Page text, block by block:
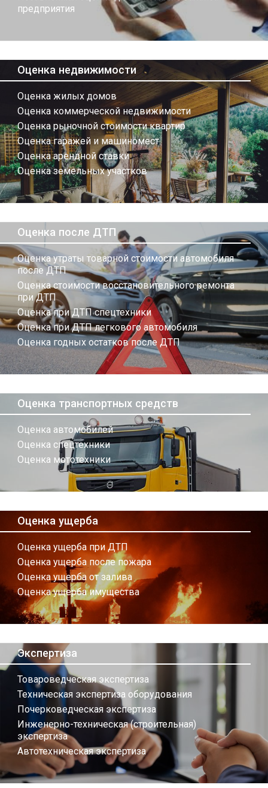
предприятия
Оценка недвижимости
Оценка жилых домов
Оценка коммерческой недвижимости
Оценка рыночной стоимости квартир
Оценка гаражей и машиномест
Оценка арендной ставки
Оценка земельных участков
Оценка после ДТП
Оценка утраты товарной стоимости автомобиля
после ДТП
Оценка стоимости восстановительного ремонта
при ДТП
Оценка при ДТП спецтехники
Оценка при ДТП легкового автомобиля
Оценка годных остатков после ДТП
Оценка транспортных средств
Оценка автомобилей
Оценка спецтехники
Оценка мототехники
Оценка ущерба
Оценка ущерба при ДТП
Оценка ущерба после пожара
Оценка ущерба от залива
Оценка ущерба имущества
Экспертиза
Товароведческая экспертиза
Техническая экспертиза оборудования
Почерковедческая экспертиза
Инженерно-техническая (строительная)
экспертиза
Автотехническая экспертиза